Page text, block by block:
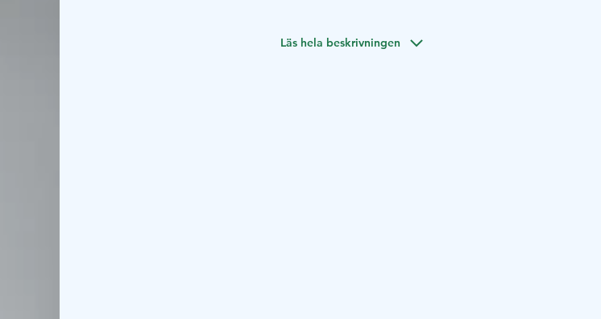
Läs hela beskrivningen